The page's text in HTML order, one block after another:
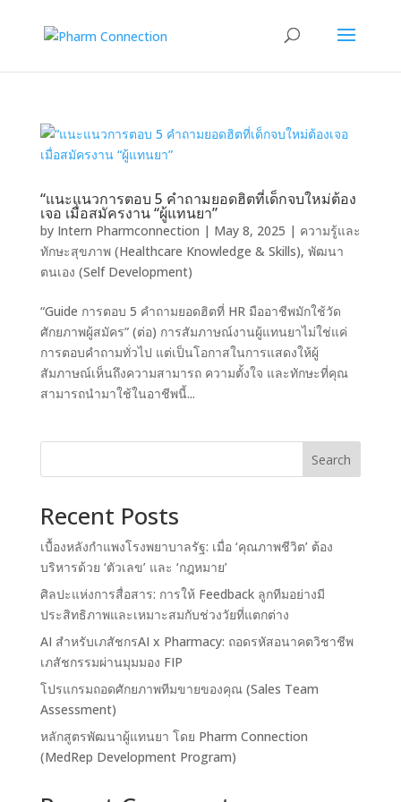
“แนะแนวการตอบ 5 คำถามยอดฮิตที่เด็กจบใหม่ต้อง
เจอ เมื่อสมัครงาน “ผู้แทนยา”
by Intern Pharmconnection | May 8, 2025 | ความรู้และ
ทักษะสุขภาพ (Healthcare Knowledge & Skills), พัฒนา
ตนเอง (Self Development)
“Guide การตอบ 5 คำถามยอดฮิตที่ HR มืออาชีพมักใช้วัด
ศักยภาพผู้สมัคร” (ต่อ) การสัมภาษณ์งานผู้แทนยาไม่ใช่แค่
การตอบคำถามทั่วไป แต่เป็นโอกาสในการแสดงให้ผู้
สัมภาษณ์เห็นถึงความสามารถ ความตั้งใจ และทักษะที่คุณ
สามารถนำมาใช้ในอาชีพนี้...
Search
Recent Posts
เบื้องหลังกำแพงโรงพยาบาลรัฐ: เมื่อ ‘คุณภาพชีวิต’ ต้อง
บริหารด้วย ‘ตัวเลข’ และ ‘กฎหมาย’
ศิลปะแห่งการสื่อสาร: การให้ Feedback ลูกทีมอย่างมี
ประสิทธิภาพและเหมาะสมกับช่วงวัยที่แตกต่าง
AI สำหรับเภสัชกรAI x Pharmacy: ถอดรหัสอนาคตวิชาชีพ
เภสัชกรรมผ่านมุมมอง FIP
โปรแกรมถอดศักยภาพทีมขายของคุณ (Sales Team
Assessment)
หลักสูตรพัฒนาผู้แทนยา โดย Pharm Connection
(MedRep Development Program)